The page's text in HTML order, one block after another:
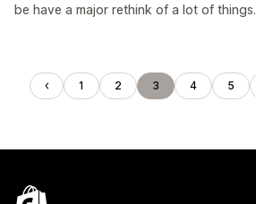
be have a major rethink of a lot of things.
1 2 3 4 5